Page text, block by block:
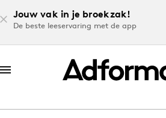
Jouw vak in je broekzak!
De beste leeservaring met de app